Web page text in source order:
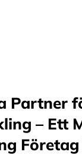
Partner
– Ett